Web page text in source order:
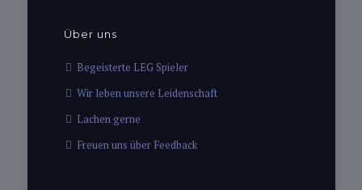
Über uns
Begeisterte LEG Spieler
Wir leben unsere Leidenschaft
Lachen gerne
Freuen uns über Feedback